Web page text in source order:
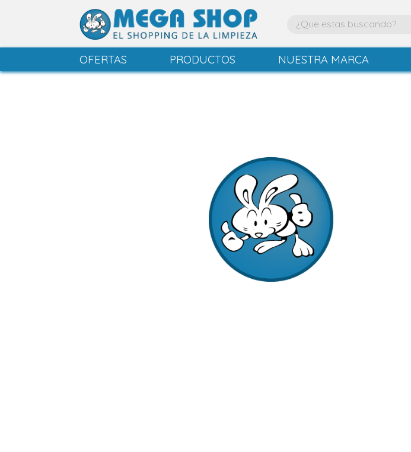
OFERTAS PRODUCTOS NUESTRA MARCA